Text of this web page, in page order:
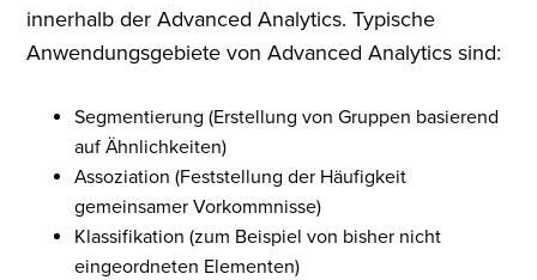
innerhalb der Advanced Analytics. Typische
Anwendungsgebiete von Advanced Analytics sind:
Segmentierung (Erstellung von Gruppen basierend
auf Ähnlichkeiten)
Assoziation (Feststellung der Häufigkeit
gemeinsamer Vorkommnisse)
Klassifikation (zum Beispiel von bisher nicht
eingeordneten Elementen)